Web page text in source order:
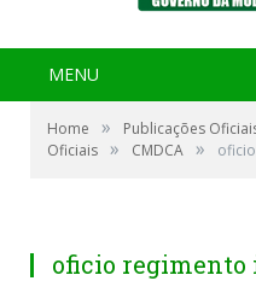
MENU
Home » Publicações
Oficiais » CMDCA »
oficio regimento